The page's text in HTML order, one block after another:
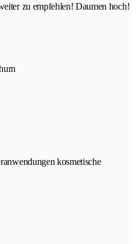
zu empfehlen! Daumen hoch!
kosmetische